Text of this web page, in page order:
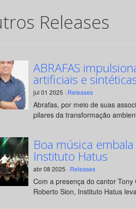
Releases
ABRAFAS
artificiais e
jul 01 2025 · Releases
Abrafas, por meio de suas
pilares da transformação
Boa música
Instituto Hatus
abr 08 2025 · Releases
Com a presença do cantor
Roberto Sion, Instituto Hatus